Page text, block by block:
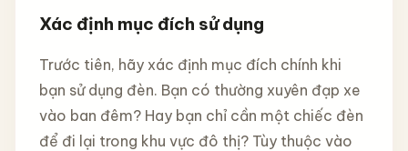
Xác định mục đích sử dụng
Trước tiên, hãy xác định mục đích chính khi
bạn sử dụng đèn. Bạn có thường xuyên đạp xe
vào ban đêm? Hay bạn chỉ cần một chiếc đèn
để đi lại trong khu vực đô thị? Tùy thuộc vào